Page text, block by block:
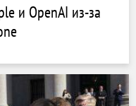
и OpenAI из-за